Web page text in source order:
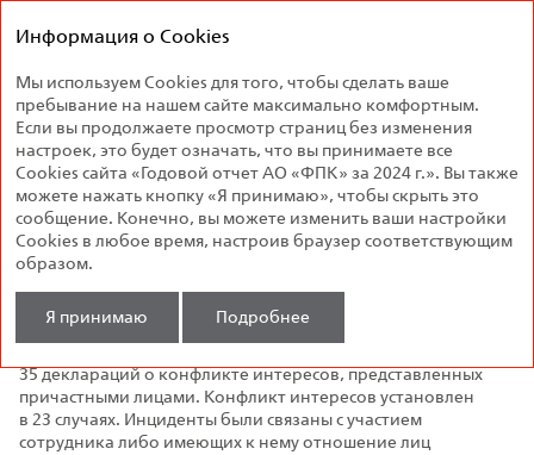
компания
Порядок урегулирования
конфликта интересов
В Компании действует комиссия по урегулированию
конфликта интересов под председательством заместителя
Генерального директора по безопасности. За рассмотрение
деклараций о конфликте интересов отвечает Центр
корпоративной безопасности.
В 2024 году рассмотрено 32 ситуации с признаками
35 деклараций о конфликте интересов, представленных
причастными лицами. Конфликт интересов установлен
в 23 случаях. Инциденты были связаны с участием
сотрудника либо имеющих к нему отношение лиц
Информация о Cookies
Мы используем Cookies для того, чтобы сделать ваше
пребывание на нашем сайте максимально комфортным.
Если вы продолжаете просмотр страниц без изменения
настроек, это будет означать, что вы принимаете все
Cookies сайта «Годовой отчет АО «ФПК» за 2024 г.». Вы также
можете нажать кнопку «Я принимаю», чтобы скрыть это
сообщение. Конечно, вы можете изменить ваши настройки
Cookies в любое время, настроив браузер соответствующим
образом.
Я принимаю Подробнее